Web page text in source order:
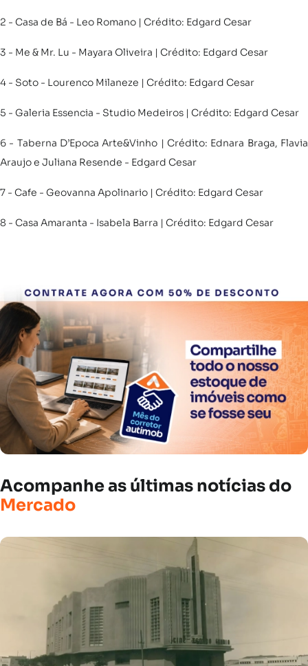
2 - Casa de Bá - Leo Romano | Crédito: Edgard Cesar
3 - Me & Mr. Lu - Mayara Oliveira | Crédito: Edgard Cesar
4 - Soto - Lourenco Milaneze | Crédito: Edgard Cesar
5 - Galeria Essencia - Studio Medeiros | Crédito: Edgard Cesar
6 - Taberna D’Epoca Arte&Vinho | Crédito: Ednara Braga, Flavia
Araujo e Juliana Resende - Edgard Cesar
7 - Cafe - Geovanna Apolinario | Crédito: Edgard Cesar
8 - Casa Amaranta - Isabela Barra | Crédito: Edgard Cesar
Acompanheas últimas notícias do
Mercado